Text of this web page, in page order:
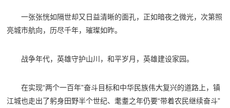
一张张恍如隔世却又日益清晰的面孔，正如暗夜之微光，次第照
亮城市航向，历尽千年，璀璨如昨。
战争年代，英雄守护山川，和平岁月，英雄建设家园。
在实现“两个一百年”奋斗目标和中华民族伟大复兴的道路上，镇
江城也走出了躬身田野半个世纪、耄耋之年仍要“带着农民继续奋斗”